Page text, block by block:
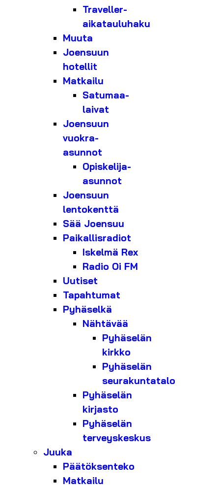
Traveller-
aikatauluhaku
Muuta
Joensuun
hotellit
Matkailu
Satumaa-
laivat
Joensuun
vuokra-
asunnot
Opiskelija-
asunnot
Joensuun
lentokenttä
Sää Joensuu
Paikallisradiot
Iskelmä Rex
Radio Oi FM
Uutiset
Tapahtumat
Pyhäselkä
Nähtävää
Pyhäselän
kirkko
Pyhäselän
seurakuntatalo
Pyhäselän
kirjasto
Pyhäselän
terveyskeskus
Juuka
Päätöksenteko
Matkailu